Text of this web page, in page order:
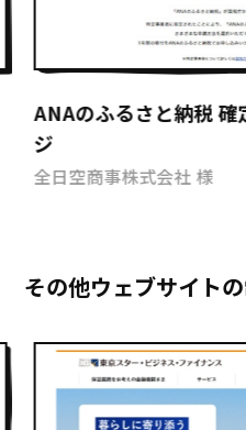
ANAのふるさと納税
ジ
全日空商事株式会社 様
その他ウェブサイト